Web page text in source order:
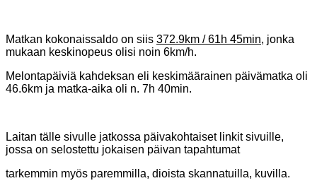
Matkan kokonaissaldo on siis 372.9km / 61h 45min, jonka
mukaan keskinopeus olisi noin 6km/h.
Melontapäiviä kahdeksan eli keskimäärainen päivämatka oli
46.6km ja matka-aika oli n. 7h 40min.
Laitan tälle sivulle jatkossa päivakohtaiset linkit sivuille,
jossa on selostettu jokaisen päivan tapahtumat
tarkemmin myös paremmilla, dioista skannatuilla, kuvilla.